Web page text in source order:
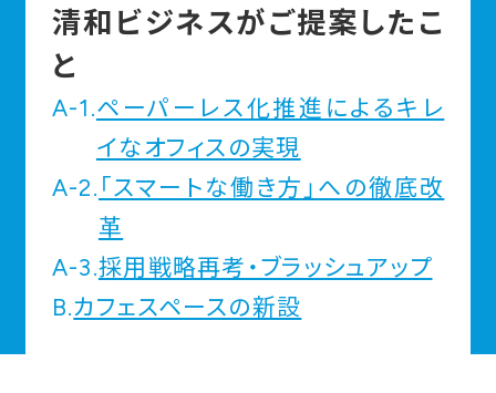
清和ビジネスがご提案したこ
と
A-1.ペーパーレス化推進によるキレ
イなオフィスの実現
A-2. 「スマートな働き方」への徹底改
革
A-3.採用戦略再考・ブラッシュアップ
B.カフェスペースの新設